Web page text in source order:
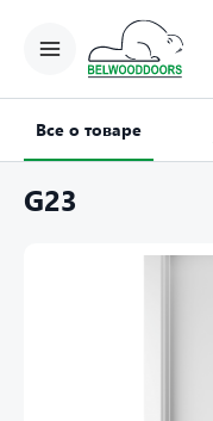
Все о товаре
G23